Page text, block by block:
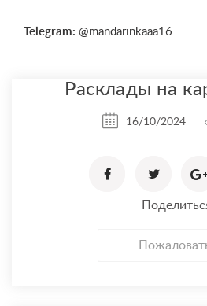
Telegram: @mandarinkaaa16
Расклады на
16/10/2024